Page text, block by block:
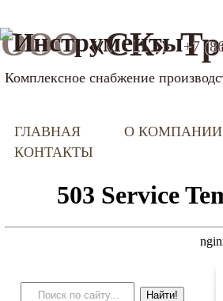
ООО«СК»
Комплексное снабжение
+7
ГЛАВНАЯ
О КОМПАНИИ
КОНТАКТЫ